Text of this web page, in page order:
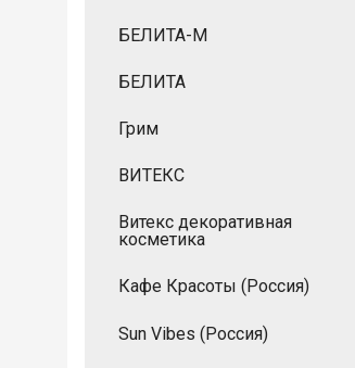
БЕЛИТА-М
БЕЛИТА
Грим
ВИТЕКС
Витекс декоративная
косметика
Кафе Красоты (Россия)
Sun Vibes (Россия)